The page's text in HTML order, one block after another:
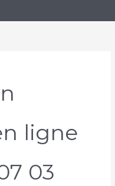
ligne
03